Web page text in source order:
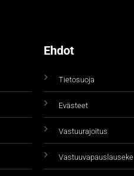
Ehdot
Tietosuoja
Evästeet
Vastuurajoitus
Vastuuvapauslauseke